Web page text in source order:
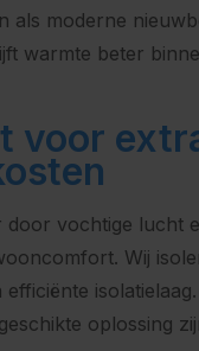
als moderne
warmte beter
voor
vochtige lucht
Wij
oplossing